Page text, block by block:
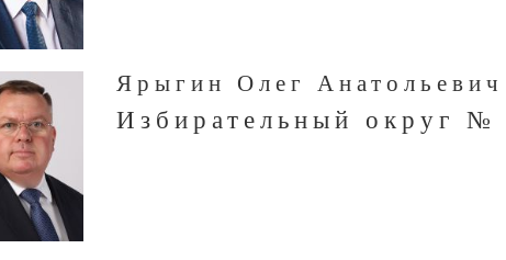
Ярыгин Олег Анатольевич
Избирательный округ №